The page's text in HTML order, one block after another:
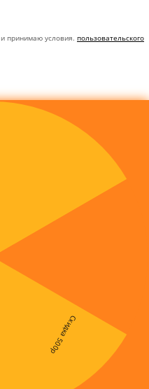
и принимаю условия. пользовательского
Скидка 500р